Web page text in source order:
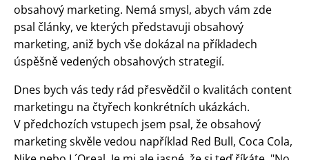
obsahový marketing. Nemá smysl, abych vám zde
psal články, ve kterých představuji obsahový
marketing, aniž bych vše dokázal na příkladech
úspěšně vedených obsahových strategií.
Dnes bych vás tedy rád přesvědčil o kvalitách content
marketingu na čtyřech konkrétních ukázkách.
V předchozích vstupech jsem psal, že obsahový
marketing skvěle vedou například Red Bull, Coca Cola,